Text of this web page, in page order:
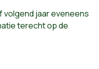
volgend jaar eveneens
terecht op de